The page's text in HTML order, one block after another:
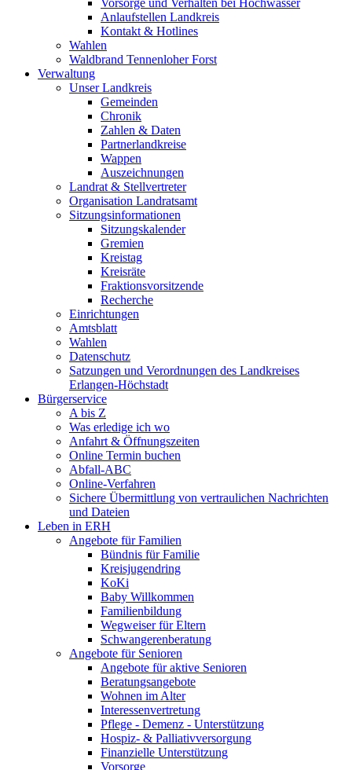
Vorsorge und Verhalten bei Hochwasser
Anlaufstellen Landkreis
Kontakt & Hotlines
Wahlen
Waldbrand Tennenloher Forst
Verwaltung
Unser Landkreis
Gemeinden
Chronik
Zahlen & Daten
Partnerlandkreise
Wappen
Auszeichnungen
Landrat & Stellvertreter
Organisation Landratsamt
Sitzungsinformationen
Sitzungskalender
Gremien
Kreistag
Kreisräte
Fraktionsvorsitzende
Recherche
Einrichtungen
Amtsblatt
Wahlen
Datenschutz
Satzungen und Verordnungen des Landkreises
Erlangen-Höchstadt
Bürgerservice
A bis Z
Was erledige ich wo
Anfahrt & Öffnungszeiten
Online Termin buchen
Abfall-ABC
Online-Verfahren
Sichere Übermittlung von vertraulichen Nachrichten
und Dateien
Leben in ERH
Angebote für Familien
Bündnis für Familie
Kreisjugendring
KoKi
Baby Willkommen
Familienbildung
Wegweiser für Eltern
Schwangerenberatung
Angebote für Senioren
Angebote für aktive Senioren
Beratungsangebote
Wohnen im Alter
Interessenvertretung
Pflege - Demenz - Unterstützung
Hospiz- & Palliativversorgung
Finanzielle Unterstützung
Vorsorge